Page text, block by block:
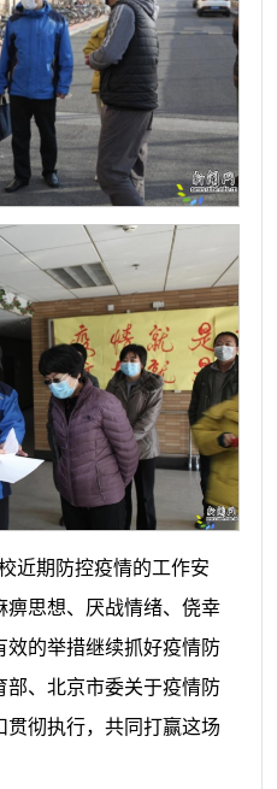
近期防控疫情的工作安
痹思想、厌战情绪、侥幸
效的举措继续抓好疫情防
部、北京市委关于疫情防
彻执行，共同打赢这场